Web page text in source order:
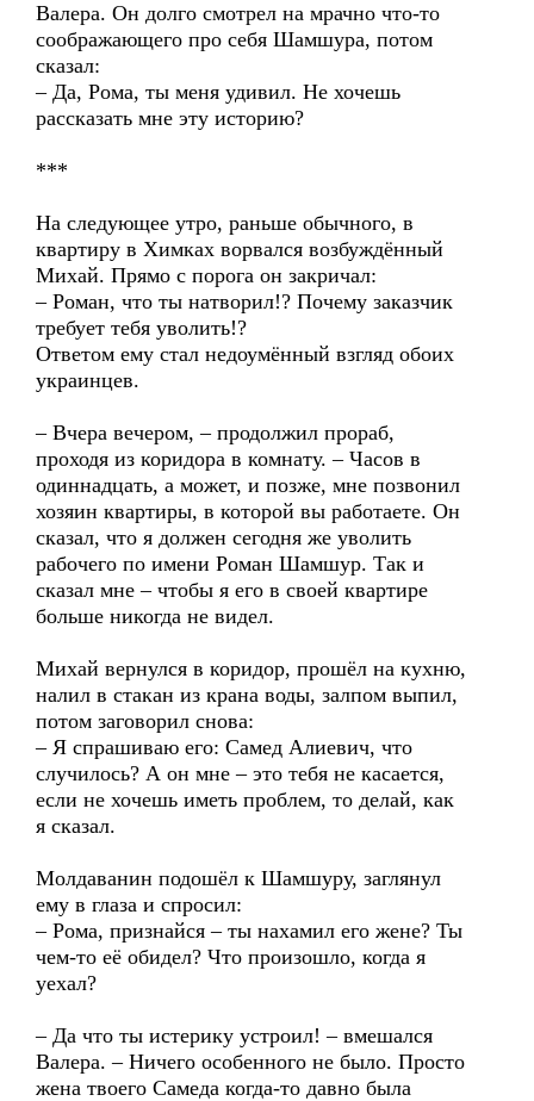
Валера. Он долго смотрел на мрачно что-то
соображающего про себя Шамшура, потом
сказал:
– Да, Рома, ты меня удивил. Не хочешь
рассказать мне эту историю?
***
На следующее утро, раньше обычного, в
квартиру в Химках ворвался возбуждённый
Михай. Прямо с порога он закричал:
– Роман, что ты натворил!? Почему заказчик
требует тебя уволить!?
Ответом ему стал недоумённый взгляд обоих
украинцев.
– Вчера вечером, – продолжил прораб,
проходя из коридора в комнату. – Часов в
одиннадцать, а может, и позже, мне позвонил
хозяин квартиры, в которой вы работаете. Он
сказал, что я должен сегодня же уволить
рабочего по имени Роман Шамшур. Так и
сказал мне – чтобы я его в своей квартире
больше никогда не видел.
Михай вернулся в коридор, прошёл на кухню,
налил в стакан из крана воды, залпом выпил,
потом заговорил снова:
– Я спрашиваю его: Самед Алиевич, что
случилось? А он мне – это тебя не касается,
если не хочешь иметь проблем, то делай, как
я сказал.
Молдаванин подошёл к Шамшуру, заглянул
ему в глаза и спросил:
– Рома, признайся – ты нахамил его жене? Ты
чем-то её обидел? Что произошло, когда я
уехал?
– Да что ты истерику устроил! – вмешался
Валера. – Ничего особенного не было. Просто
жена твоего Самеда когда-то давно была